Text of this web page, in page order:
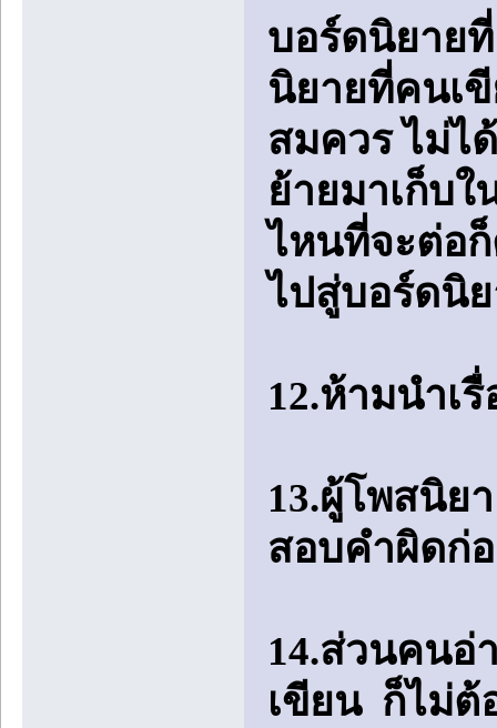
บอร์ดนิยาย
นิยายที่คนเ
สมควร ไม่ไ
ย้ายมาเก็บใ
ไหนที่จะต่อ
ไปสู่บอร์ดนิ
12.ห้ามนำเ
13.ผู้โพสนิย
สอบคำผิดก่
14.ส่วนคนอ่
เขียน ก็ไม่ต้